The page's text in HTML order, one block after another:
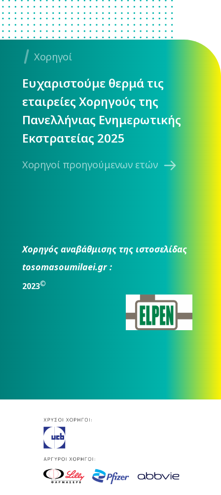
Χορηγοί
Ευχαριστούμε θερμά τις
εταιρείες Χορηγούς της
Πανελλήνιας Ενημερωτικής
Εκστρατείας 2025
Χορηγοί προηγούμενων ετών
Χορηγός αναβάθμισης της ιστοσελίδας
tosomasoumilaei.gr :
2023©